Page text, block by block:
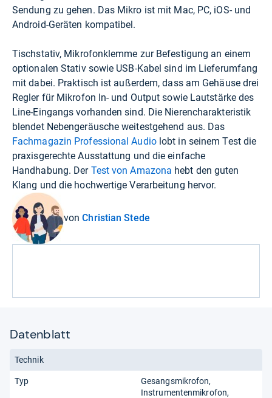
Sendung zu gehen. Das Mikro ist mit Mac, PC, iOS- und
Android-Geräten kompatibel.
Tischstativ, Mikrofonklemme zur Befestigung an einem
optionalen Stativ sowie USB-Kabel sind im Lieferumfang
mit dabei. Praktisch ist außerdem, dass am Gehäuse drei
Regler für Mikrofon In- und Output sowie Lautstärke des
Line-Eingangs vorhanden sind. Die Nierencharakteristik
blendet Nebengeräusche weitestgehend aus. Das
Fachmagazin Professional Audiolobt in seinem Test die
praxisgerechte Ausstattung und die einfache
Handhabung. Der Test von Amazona hebt den guten
Klang und die hochwertige Verarbeitung hervor.
vonChristian Stede
Datenblatt
Technik
Typ
Gesangsmikrofon
Instrumentenmikrofon